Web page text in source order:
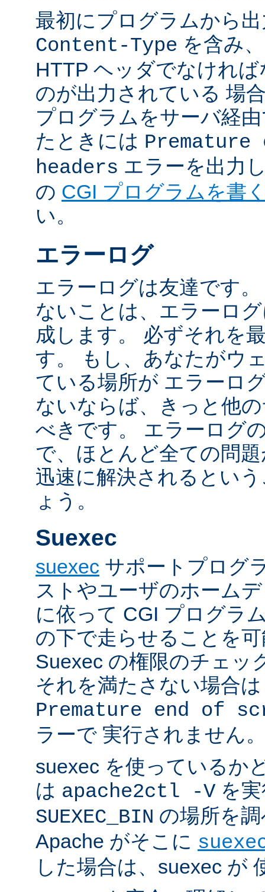
最初にプログラムから
Content-Type を含み
HTTP ヘッダでなけれ
のが出力されている 場
プログラムをサーバ経
たときには
headers エラーを出力
の CGI プログラムを書
い。
エラーログ
エラーログは友達です
ないことは、エラーロ
成します。 必ずそれを
す。 もし、あなたがウ
ている場所が エラーロ
ないならば、きっと他
べきです。 エラーログ
で、ほとんど全ての問
迅速に解決されるとい
ょう。
Suexec
suexec サポートプログ
ストやユーザのホーム
に依って CGI プログラ
の下で走らせることを
Suexec の権限のチェッ
それを満たさない場合
Premature end of
ラーで 実行されません
suexec を使っているか
は apache2ctl -V を
SUEXEC_BIN の場所を
Apache がそこに
した場合は、suexec が